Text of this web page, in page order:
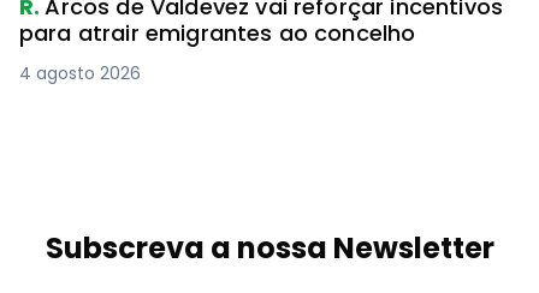
R.Arcos de Valdevez vai reforçar incentivos
para atrair emigrantes ao concelho
4 agosto 2026
Subscreva a nossa Newsletter